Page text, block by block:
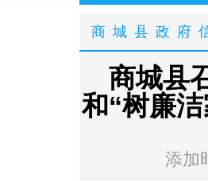
商城县政府
商城县
和“树廉
添加